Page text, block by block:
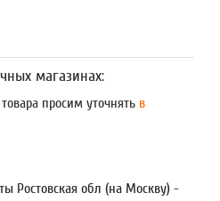
магазинах:
просим уточнять в
Ростовская обл (на Москву) -